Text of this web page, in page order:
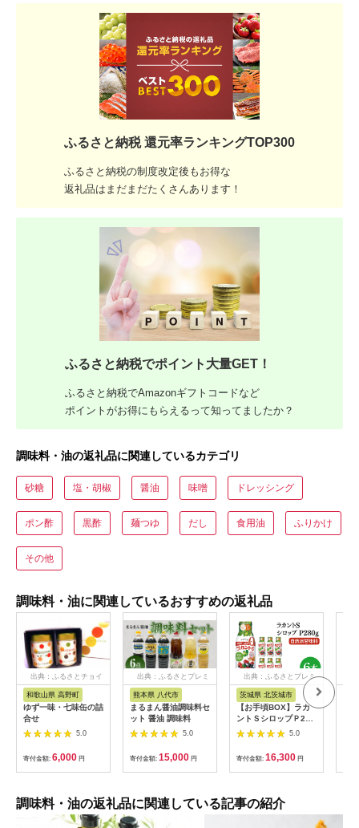
ふるさと納税 還元率ランキングTOP300
ふるさと納税の制度改定後もお得な
返礼品はまだまだたくさんあります！
ふるさと納税でポイント大量GET！
ふるさと納税でAmazonギフトコードなど
ポイントがお得にもらえるって知ってましたか？
調味料・油の返礼品に関連しているカテゴリ
砂糖 塩・胡椒 醤油 味噌 ドレッシング
ポン酢 黒酢 麺つゆ だし 食用油 ふりかけ
その他
調味料・油に関連しているおすすめの返礼品
出典：ふるさとチョイ
和歌山県 高野町
ゆず一味・七味缶の詰
合せ
5.0
寄付金額: 6,000 円
出典：ふるさとプレミ
熊本県 八代市
まるまん醤油調味料セ
ット 醤油 調味料
5.0
寄付金額: 15,000 円
出典：ふるさとプレミ
アム
茨城県 北茨城市
【お手頃BOX】ラカ
ントＳシロップＰ280
ｇ 6本セット
(CL204-LS6)
5.0
寄付金額: 16,300 円
調味料・油の返礼品に関連している記事の紹介